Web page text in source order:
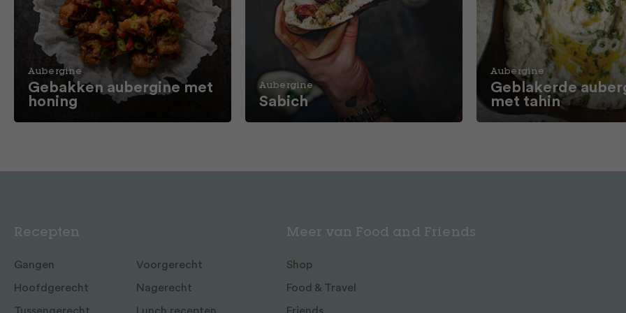
Aubergine
Gebakken aubergine met
honing
Aubergine
Sabich
Aubergine
Geblakerde
met tahin
Recepten
Gangen Voorgerecht
Hoofdgerecht Nagerecht
Meer van Food and Friends
Shop
Food & Travel